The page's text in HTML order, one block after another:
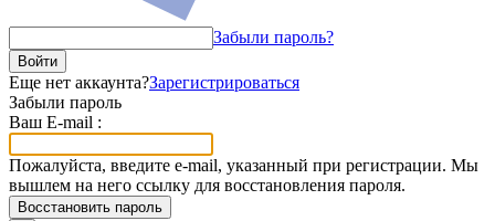
Забыли пароль?
Войти
Еще нет аккаунта?Зарегистрироваться
Забыли пароль
Ваш E-mail :
Пожалуйста, введите e-mail, указанный при регистрации. Мы
вышлем на него ссылку для восстановления пароля.
Восстановить пароль